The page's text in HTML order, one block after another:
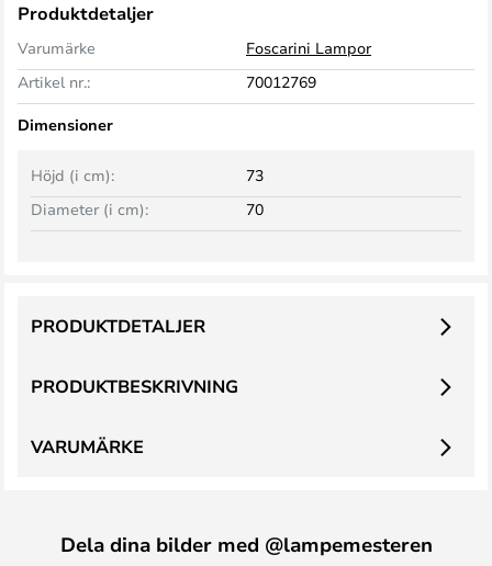
Produktdetaljer
Varumärke
Foscarini Lampor
Artikel nr.:
70012769
Dimensioner
Höjd (i cm):
73
Diameter (i cm):
70
PRODUKTBESKRIVNING
PRODUKTDETALJER
VARUMÄRKE
Dela dina bilder med @lampemesteren